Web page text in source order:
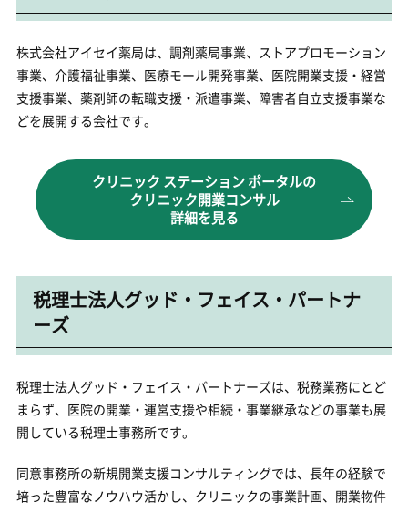
株式会社アイセイ薬局は、調剤薬局事業、ストアプロモーション
事業、介護福祉事業、医療モール開発事業、医院開業支援・経営
支援事業、薬剤師の転職支援・派遣事業、障害者自立支援事業な
どを展開する会社です。
クリニック ステーション ポータルの
クリニック開業コンサル
詳細を見る
税理士法人グッド・フェイス・パートナ
ーズ
税理士法人グッド・フェイス・パートナーズは、税務業務にとど
まらず、医院の開業・運営支援や相続・事業継承などの事業も展
開している税理士事務所です。
同意事務所の新規開業支援コンサルティングでは、長年の経験で
培った豊富なノウハウ活かし、クリニックの事業計画、開業物件